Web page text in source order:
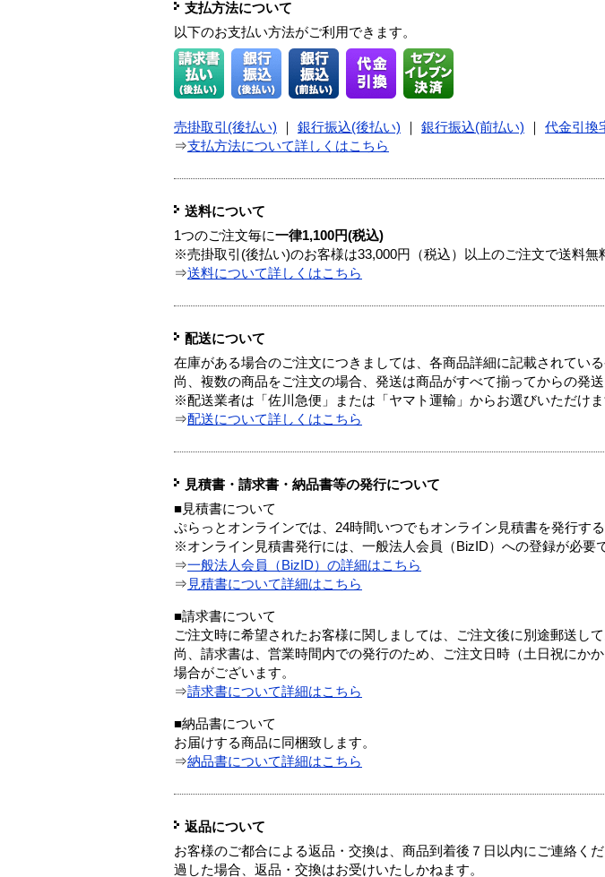
支払方法について
以下のお支払い方法がご利用できます。
売掛取引(後払い) 銀行振込(後払い) 銀行振込(前払い) 代金引換
⇒支払方法について詳しくはこちら
送料について
1つのご注文毎に一律1,100円(税込)
※売掛取引(後払い)のお客様は33,000円（税込）以上のご注文で送料無
⇒送料について詳しくはこちら
配送について
在庫がある場合のご注文につきましては、各商品詳細に記載されてい
尚、複数の商品をご注文の場合、発送は商品がすべて揃ってからの発送
※配送業者は「佐川急便」または「ヤマト運輸」からお選びいただけ
⇒配送について詳しくはこちら
見積書・請求書・納品書等の発行について
■見積書について
ぷらっとオンラインでは、24時間いつでもオンライン見積書を発行する
※オンライン見積書発行には、一般法人会員（BizID）への登録が必要
⇒一般法人会員（BizID）の詳細はこちら
⇒ 見積書について詳細はこちら
■請求書について
ご注文時に希望されたお客様に関しましては、ご注文後に別途郵送して
尚、請求書は、営業時間内での発行のため、ご注文日時（土日祝にか
場合がございます。
⇒請求書について詳細はこちら
■納品書について
お届けする商品に同梱致します。
⇒納品書について詳細はこちら
返品について
お客様のご都合による返品・交換は、商品到着後７日以内にご連絡く
過した場合、返品・交換はお受けいたしかねます。